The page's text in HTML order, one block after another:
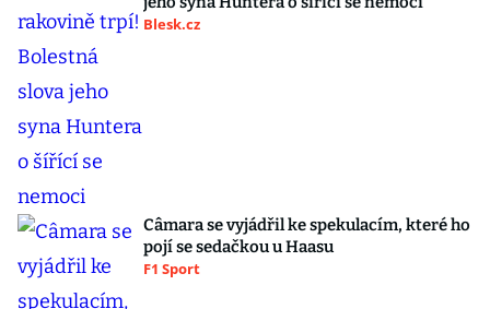
Blesk.cz
Câmara se vyjádřil ke spekulacím, které ho
pojí se sedačkou u Haasu
F1 Sport